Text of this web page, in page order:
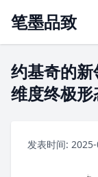
笔墨品致
约基奇的
维度终极形
发表时间: